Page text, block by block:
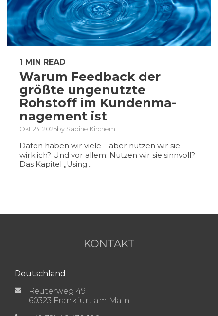
1 MIN READ
Warum Feedback der
größte ungenutzte
Rohstoff im Kundenma-
nagement ist
Okt 23, 2025by Sabine Kirchem
Daten haben wir viele – aber nutzen wir sie
wirklich? Und vor allem: Nutzen wir sie sinnvoll?
Das Kapitel „Using...
KONTAKT
Deutschland
Reuterweg 49
60323 Frankfurt am Main